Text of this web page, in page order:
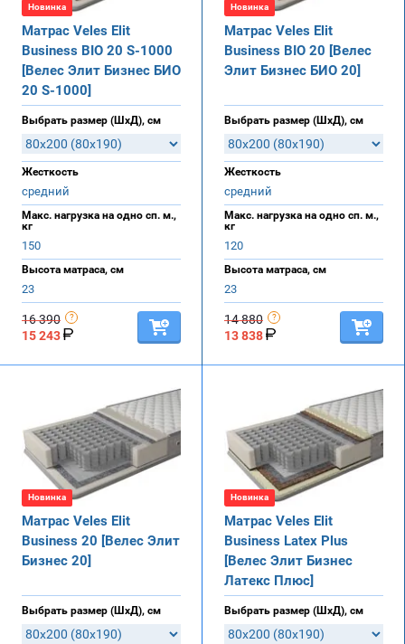
Новинка
Матрас Veles Elit
Business BIO 20 S-1000
[Велес Элит Бизнес БИО
20 S-1000]
Выбрать размер (ШхД), см
Жесткость
средний
Макс. нагрузка на одно сп. м.,
кг
150
Высота матраса, см
23
16 390
15 243
Новинка
Матрас Veles Elit
Business BIO 20 [Велес
Элит Бизнес БИО 20]
Выбрать размер (ШхД), см
Жесткость
средний
Макс. нагрузка на одно сп. м.,
кг
120
Высота матраса, см
23
14 880
13 838
Новинка
Матрас Veles Elit
Business 20 [Велес Элит
Бизнес 20]
Выбрать размер (ШхД), см
Новинка
Матрас Veles Elit
Business Latex Plus
[Велес Элит Бизнес
Латекс Плюс]
Выбрать размер (ШхД), см